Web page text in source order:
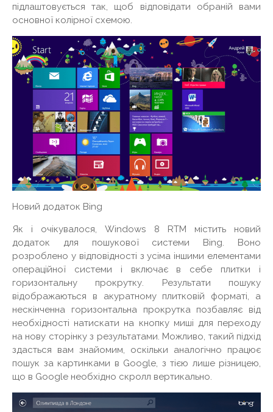
підлаштовується так, щоб відповідати обраній вами
основної колірної схемою.
Новий додаток Bing
Як і очікувалося, Windows 8 RTM містить новий
додаток для пошукової системи Bing. Воно
розроблено у відповідності з усіма іншими елементами
операційної системи і включає в себе плитки і
горизонтальну прокрутку. Результати пошуку
відображаються в акуратному плитковій форматі, а
нескінченна горизонтальна прокрутка позбавляє від
необхідності натискати на кнопку миші для переходу
на нову сторінку з результатами. Можливо, такий підхід
здасться вам знайомим, оскільки аналогічно працює
пошук за картинками в Google, з тією лише різницею,
що в Google необхідно скролл вертикально.